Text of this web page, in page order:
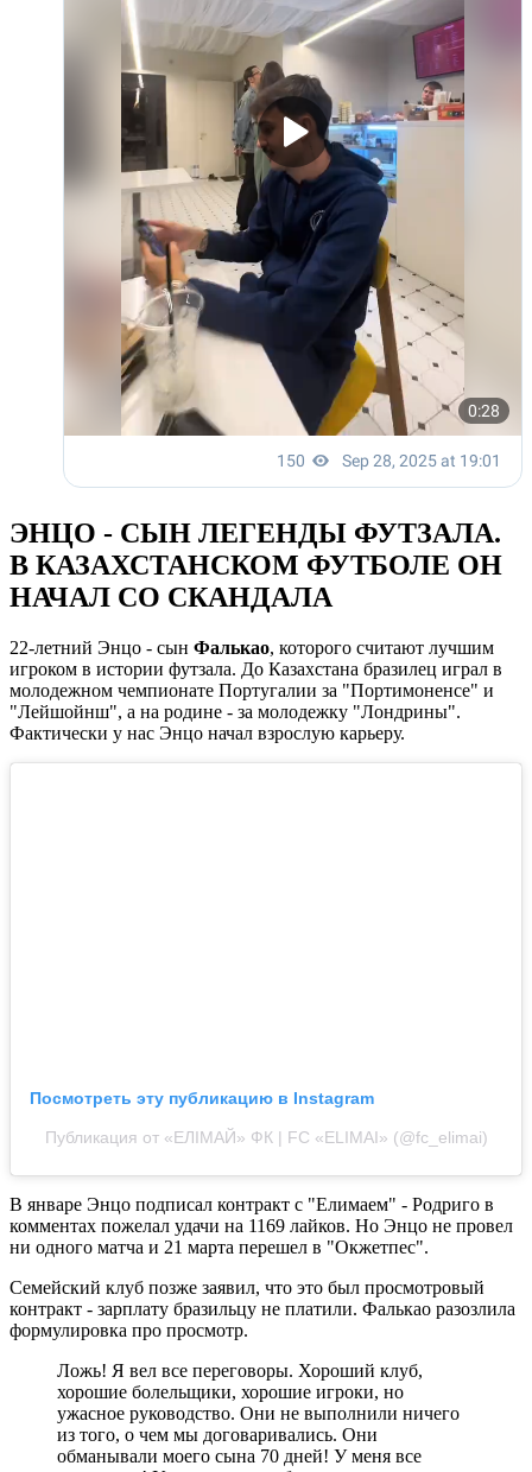
ЭНЦО - СЫН ЛЕГЕНДЫ ФУТЗАЛА.
В КАЗАХСТАНСКОМ ФУТБОЛЕ ОН
НАЧАЛ СО СКАНДАЛА
22-летний Энцо - сын Фалькао, которого считают лучшим
игроком в истории футзала. До Казахстана бразилец играл в
молодежном чемпионате Португалии за "Портимоненсе" и
"Лейшойнш", а на родине - за молодежку "Лондрины".
Фактически у нас Энцо начал взрослую карьеру.
Посмотреть эту публикацию в Instagram
Публикация от «ЕЛІМАЙ» ФК | FC «ELIMAI» (@fc_elimai)
В январе Энцо подписал контракт с "Елимаем" - Родриго в
комментах пожелал удачи на 1169 лайков. Но Энцо не провел
ни одного матча и 21 марта перешел в "Окжетпес".
Семейский клуб позже заявил, что это был просмотровый
контракт - зарплату бразильцу не платили. Фалькао разозлила
формулировка про просмотр.
Ложь! Я вел все переговоры. Хороший клуб,
хорошие болельщики, хорошие игроки, но
ужасное руководство. Они не выполнили ничего
из того, о чем мы договаривались. Они
обманывали моего сына 70 дней! У меня все